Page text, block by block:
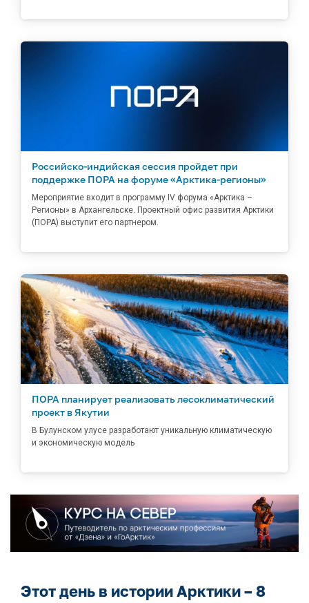
Российско-индийская сессия пройдет при
поддержке ПОРА на форуме «Арктика-регионы»
Мероприятие входит в программу IV форума «Арктика –
Регионы» в Архангельске. Проектный офис развития Арктики
(ПОРА) выступит его партнером.
ПОРА планирует реализовать лесоклиматический
проект в Якутии
В Булунском улусе разработают уникальную климатическую
и экономическую модель
Этот день в истории Арктики – 8